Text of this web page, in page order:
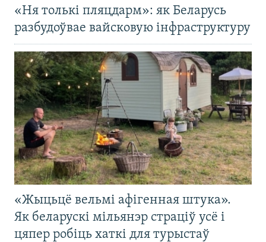
«Ня толькі пляцдарм»: як Беларусь
разбудоўвае вайсковую інфраструктуру
«Жыцьцё вельмі афігенная штука».
Як беларускі мільянэр страціў усё і
цяпер робіць хаткі для турыстаў